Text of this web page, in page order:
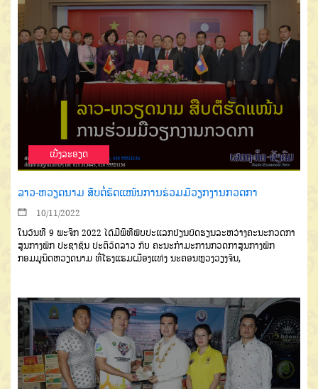
ເບີ່ງລະອຽດ
ລາວ-ຫວຽດນາມ ສືບຕໍ່ຮັດແໜ້ນການຮ່ວມມືວຽກງານກວດກາ
10/11/2022
ໃນວັນທີ 9 ພະຈິກ 2022 ໄດ້ມີພິທີພົບປະແລກປ່ຽນບົດຮຽນລະຫວ່າງຄະນະກວດກາ
ສູນກາງພັກ ປະຊາຊົນ ປະຕິວັດລາວ ກັບ ຄະນະກຳມະການກວດກາສູນກາງພັກ
ກອມມູນິດຫວຽດນາມ ທີ່ໂຮງແຮມເມືອງແທ່ງ ນະຄອນຫຼວງວຽງຈັນ,